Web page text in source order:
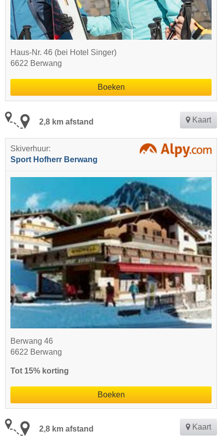
Haus-Nr. 46 (bei Hotel Singer)
6622 Berwang
Boeken
2,8 km afstand Kaart
Skiverhuur:
Sport Hofherr Berwang
Berwang 46
6622 Berwang
Tot 15% korting
Boeken
2,8 km afstand Kaart